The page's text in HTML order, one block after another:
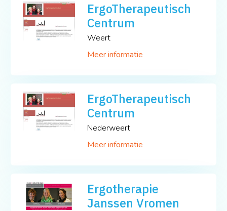
ErgoTherapeutisch
Centrum
Weert
Meer informatie
ErgoTherapeutisch
Centrum
Nederweert
Meer informatie
Ergotherapie
Janssen Vromen